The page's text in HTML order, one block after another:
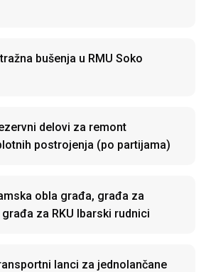
bušenja u RMU Soko
delovi za remont
postrojenja (po partijama)
obla građa, građa za
za RKU Ibarski rudnici
lanci za jednolančane